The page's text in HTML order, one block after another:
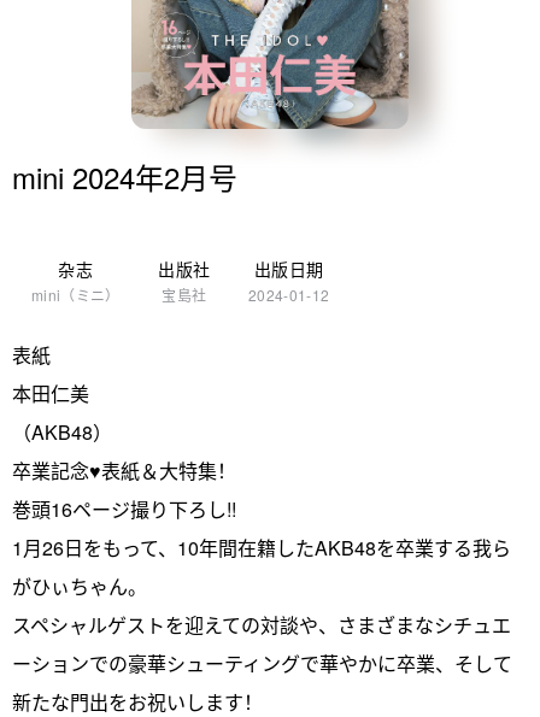
mini 2024年2月号
杂志
mini（ミニ）
出版社
宝島社
出版日期
2024-01-12
表紙
本田仁美
（AKB48）
卒業記念♥表紙＆大特集！
巻頭16ページ撮り下ろし!!
1月26日をもって、10年間在籍したAKB48を卒業する我ら
がひぃちゃん。
スペシャルゲストを迎えての対談や、さまざまなシチュエ
ーションでの豪華シューティングで華やかに卒業、そして
新たな門出をお祝いします！